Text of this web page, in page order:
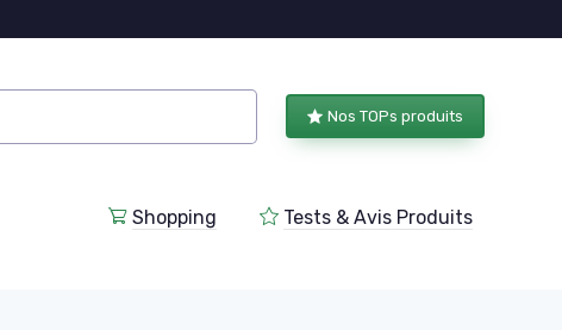
Nos TOPs produits
Shopping Tests & Avis Produits